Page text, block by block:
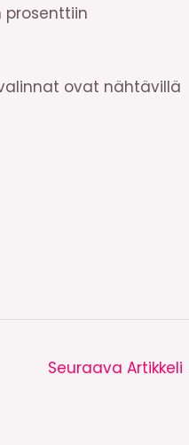
ovat nähtävillä
Seuraava Artikkeli